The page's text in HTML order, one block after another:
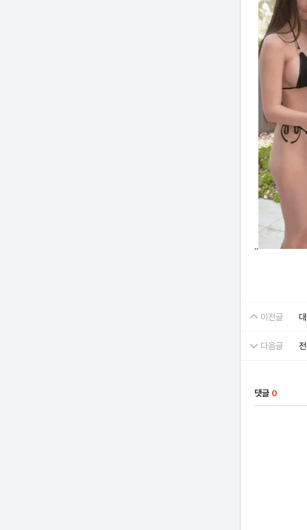
..
이전글
다음글
댓글 0